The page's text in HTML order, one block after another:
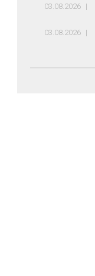
03.08.2026
03.08.2026